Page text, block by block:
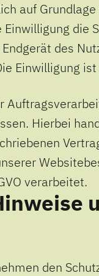
auf
die
des
Einwilligung
Hierbei
verarbeitet.
den